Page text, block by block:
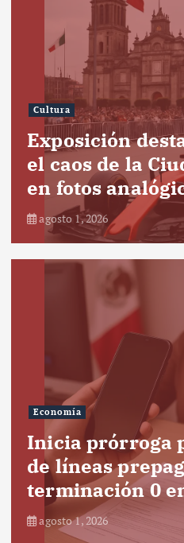
Cultura
Exposición
el caos de la
en fotos
agosto 1, 2026
Economía
Inicia prórroga
de líneas
terminación 0
agosto 1, 2026